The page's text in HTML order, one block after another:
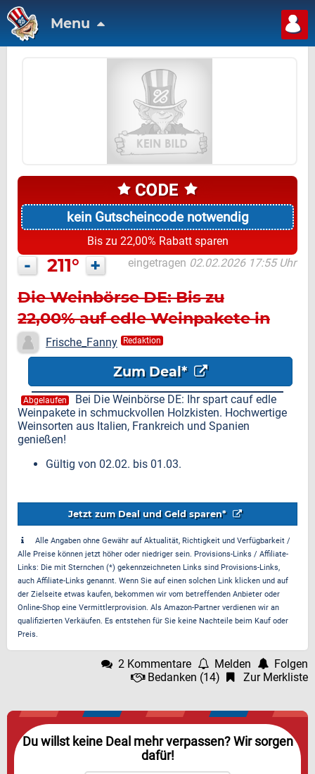
Menu
kein Gutscheincode notwendig
Bis zu 22,00% Rabatt sparen
- 211° + eingetragen 02.02.2026 17:55 Uhr
Die Weinbörse DE: Bis zu
22,00% auf edle Weinpakete in
Holzkisten
Frische_Fanny Redaktion
Zum Deal*
Abgelaufen
Bei Die Weinbörse DE: Ihr spart cauf edle
Weinpakete in schmuckvollen Holzkisten. Hochwertige
Weinsorten aus Italien, Frankreich und Spanien
genießen!
Gültig von 02.02. bis 01.03.
Jetzt zum Deal und Geld sparen*
Alle Angaben ohne Gewähr auf Aktualität, Richtigkeit und Verfügbarkeit /
Alle Preise können jetzt höher oder niedriger sein. Provisions-Links / Affiliate-
Links: Die mit Sternchen (*) gekennzeichneten Links sind Provisions-Links,
auch Affiliate-Links genannt. Wenn Sie auf einen solchen Link klicken und auf
der Zielseite etwas kaufen, bekommen wir vom betreffenden Anbieter oder
Online-Shop eine Vermittlerprovision. Als Amazon-Partner verdienen wir an
qualifizierten Verkäufen. Es entstehen für Sie keine Nachteile beim Kauf oder
Preis.
2 Kommentare Melden
Folgen
Bedanken (14) Zur Merkliste
Du willst keine Deal mehr verpassen? Wir sorgen
dafür!